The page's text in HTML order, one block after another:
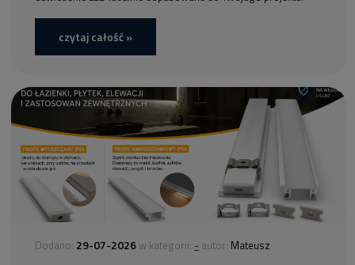
czytaj całość »
Dodano: 29-07-2026 w kategorii: - autor: Mateusz